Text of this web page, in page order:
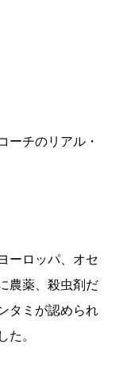
ーチのリアル・
ーロッパ、オセ
農薬、殺虫剤だ
タミが認められ
た。